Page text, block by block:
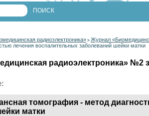
радиоэлектроника» > Журнал
лечения воспалительных заболеваний шейки матки
радиоэлектроника» №2
томография - метод
матки